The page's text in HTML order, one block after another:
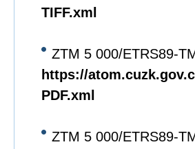
TIFF.xml
ZTM 5 000/ETRS89-
https://
PDF.xml
ZTM 5 000/ETRS89-